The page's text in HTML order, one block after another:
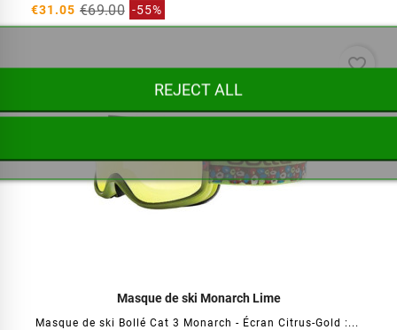
€31.05 €69.00 -55%
Masque de ski Monarch Lime
Masque de ski Bollé Cat 3 Monarch - Écran Citrus-Gold :...
favorite_border
REJECT ALL